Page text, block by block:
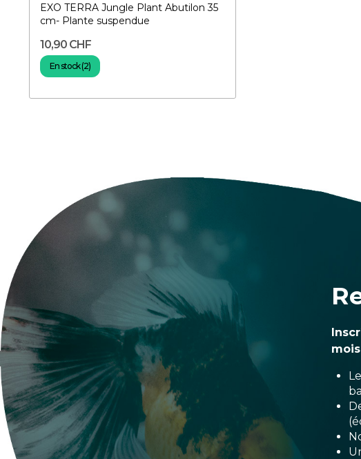
EXO TERRA Jungle Plant Abutilon 35
cm- Plante suspendue
10,90 CHF
En stock (2)